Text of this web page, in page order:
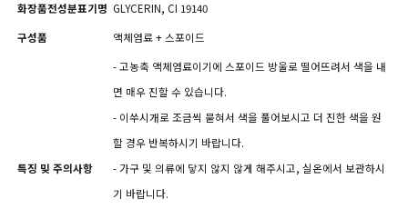
화장품전성분표기명 GLYCERIN, CI 19140
구성품
액체염료 + 스포이드
특징 밎 주의사항
- 고농축 액체염료이기에 스포이드 방울로 떨어뜨려서 색을 내
면 매우 진할 수 있습니다.
- 이쑤시개로 조금씩 묻혀서 색을 풀어보시고 더 진한 색을 원
할 경우 반복하시기 바랍니다.
- 가구 및 의류에 닿지 않지 않게 해주시고, 실온에서 보관하시
기 바랍니다.